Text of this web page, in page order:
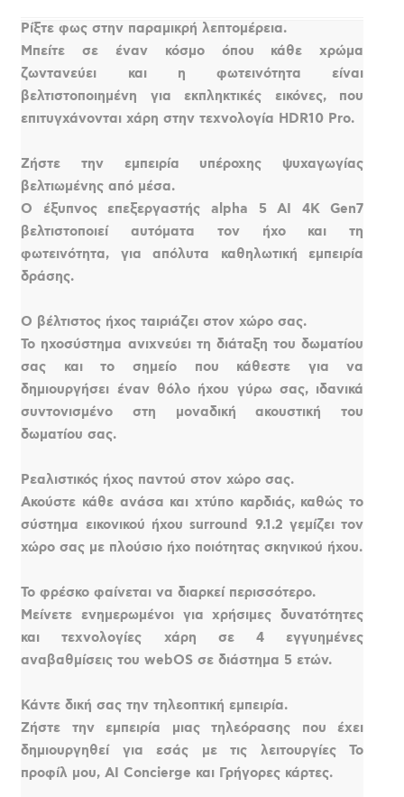
Ρίξτε φως στην παραμικρή λεπτομέρεια.
Μπείτε σε έναν κόσμο όπου κάθε χρώμα
ζωντανεύει και η φωτεινότητα είναι
βελτιστοποιημένη για εκπληκτικές εικόνες, που
επιτυγχάνονται χάρη στην τεχνολογία HDR10 Pro.
Ζήστε την εμπειρία υπέροχης ψυχαγωγίας
βελτιωμένης από μέσα.
Ο έξυπνος επεξεργαστής alpha 5 AI 4K Gen7
βελτιστοποιεί αυτόματα τον ήχο και τη
φωτεινότητα, για απόλυτα καθηλωτική εμπειρία
δράσης.
Ο βέλτιστος ήχος ταιριάζει στον χώρο σας.
Το ηχοσύστημα ανιχνεύει τη διάταξη του δωματίου
σας και το σημείο που κάθεστε για να
δημιουργήσει έναν θόλο ήχου γύρω σας, ιδανικά
συντονισμένο στη μοναδική ακουστική του
δωματίου σας.
Ρεαλιστικός ήχος παντού στον χώρο σας.
Ακούστε κάθε ανάσα και χτύπο καρδιάς, καθώς το
σύστημα εικονικού ήχου surround 9.1.2 γεμίζει τον
χώρο σας με πλούσιο ήχο ποιότητας σκηνικού ήχου.
Το φρέσκο φαίνεται να διαρκεί περισσότερο.
Μείνετε ενημερωμένοι για χρήσιμες δυνατότητες
και τεχνολογίες χάρη σε 4 εγγυημένες
αναβαθμίσεις του webOS σε διάστημα 5 ετών.
Κάντε δική σας την τηλεοπτική εμπειρία.
Ζήστε την εμπειρία μιας τηλεόρασης που έχει
δημιουργηθεί για εσάς με τις λειτουργίες Το
προφίλ μου, AI Concierge και Γρήγορες κάρτες.